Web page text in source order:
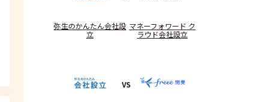
弥生のかんたん会社設
立
マネーフォワード ク
ラウド会社設立
VS